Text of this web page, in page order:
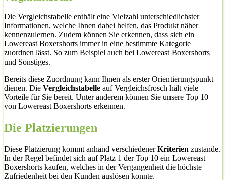
Die Vergleichstabelle enthält eine Vielzahl unterschiedlichster
Informationen, welche Ihnen dabei helfen, das Produkt näher
kennenzulernen. Zudem können Sie erkennen, dass sich ein
Lowereast Boxershorts immer in eine bestimmte Kategorie
zuordnen lässt. So zum Beispiel auch bei Lowereast Boxershorts
und Sonstiges.
Bereits diese Zuordnung kann Ihnen als erster Orientierungspunkt
dienen. Die Vergleichstabelle auf Vergleichsfrosch hält viele
Vorteile für Sie bereit. Unter anderem können Sie unsere Top 10
von Lowereast Boxershorts erkennen.
Die Platzierungen
Diese Platzierung kommt anhand verschiedenerKriterien zustande.
In der Regel befindet sich auf Platz 1 der Top 10 ein Lowereast
Boxershorts kaufen, welches in der Vergangenheit die höchste
Zufriedenheit bei den Kunden auslösen konnte.